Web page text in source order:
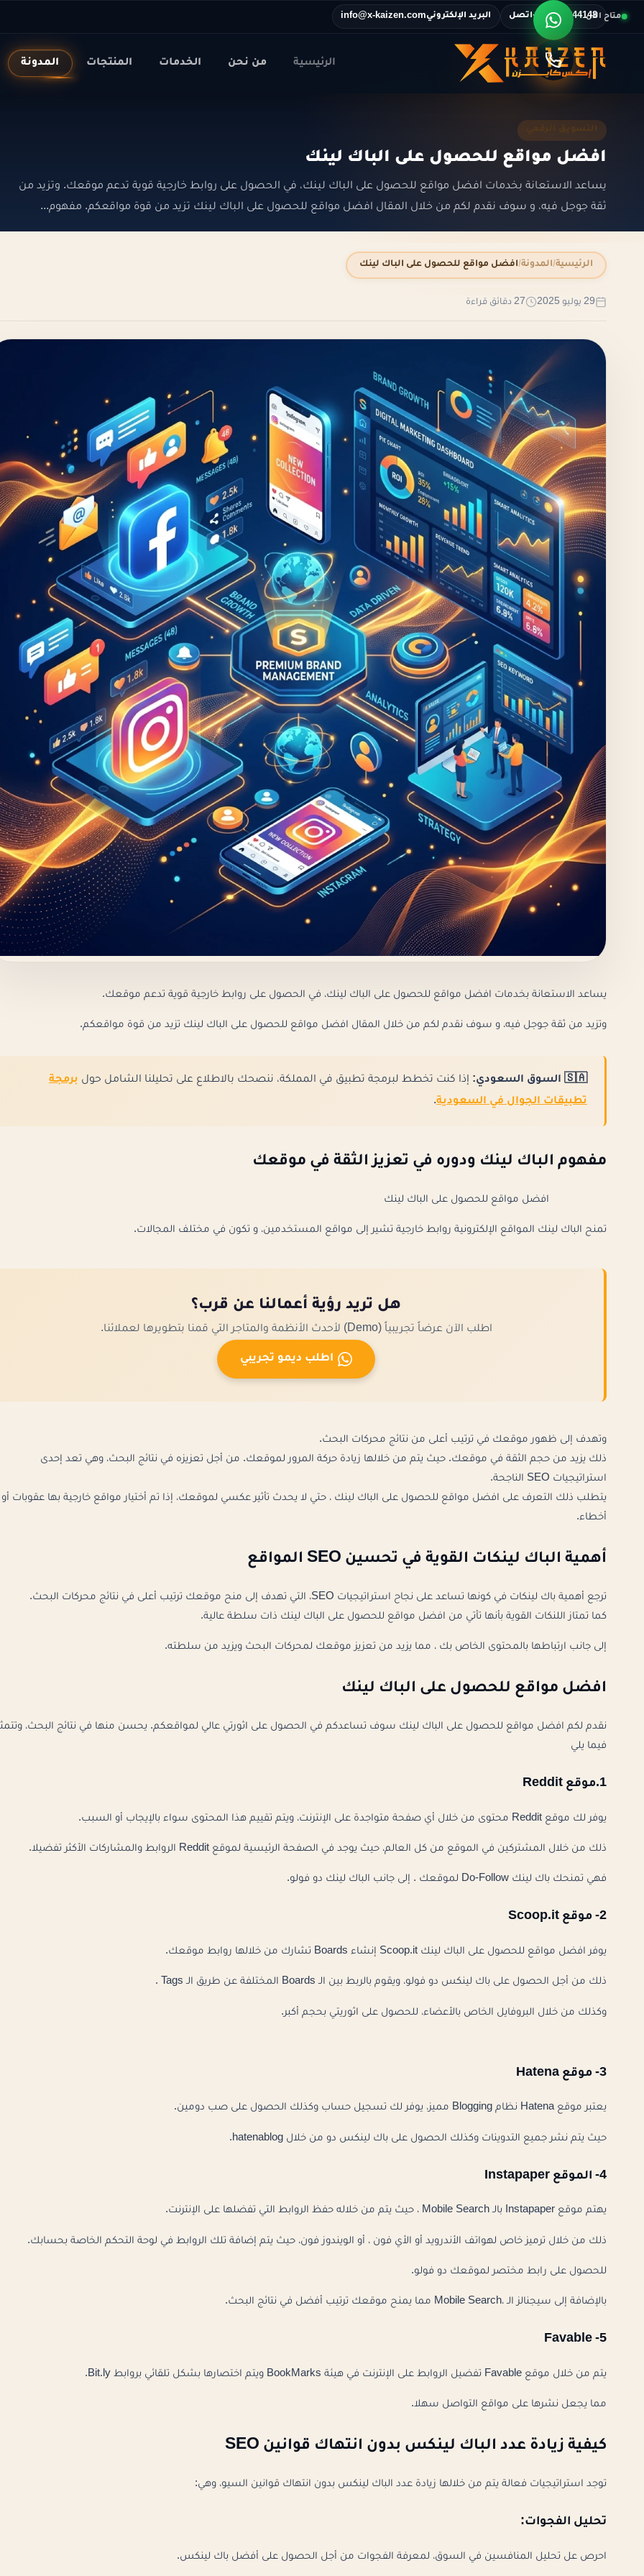
اتصل+201116344148 البريد الإلكترونيinfo@x-kaizen.com متاح الآن
الرئيسية من نحن الخدمات المنتجات المدونة
التسويق الرقمي
افضل مواقع للحصول على الباك لينك
يساعد الاستعانة بخدمات افضل مواقع للحصول على الباك لينك، في الحصول على روابط خارجية قوية تدعم موقعك. وتزيد من
ثقة جوجل فيه، و سوف نقدم لكم من خلال المقال افضل مواقع للحصول على الباك لينك تزيد من قوة مواقعكم. مفهوم...
الرئيسية المدونة افضل مواقع للحصول على الباك لينك
29 يوليو 2025 27 دقائق قراءة
يساعد الاستعانة بخدمات افضل مواقع للحصول على الباك لينك، في الحصول على روابط خارجية قوية تدعم موقعك.
وتزيد من ثقة جوجل فيه، و سوف نقدم لكم من خلال المقال افضل مواقع للحصول على الباك لينك تزيد من قوة مواقعكم.
🇸🇦 السوق السعودي: إذا كنت تخطط لبرمجة تطبيق في المملكة، ننصحك بالاطلاع على تحليلنا الشامل حول برمجة
تطبيقات الجوال في السعودية.
مفهوم الباك لينك ودوره في تعزيز الثقة في موقعك
افضل مواقع للحصول على الباك لينك
تمنح الباك لينك المواقع الإلكترونية روابط خارجية تشير إلى مواقع المستخدمين، و تكون في مختلف المجالات.
هل تريد رؤية أعمالنا عن قرب؟
اطلب الآن عرضاً تجريبياً (Demo) لأحدث الأنظمة والمتاجر التي قمنا بتطويرها لعملائنا.
اطلب ديمو تجريبي
وتهدف إلى ظهور موقعك في ترتيب أعلى من نتائج محركات البحث.
ذلك يزيد من حجم الثقة في موقعك. حيث يتم من خلالها زيادة حركة المرور لموقعك. من أجل تعزيزه في نتائج البحث، وهي تعد إحدى
استراتيجيات SEO الناجحة.
يتطلب ذلك التعرف على افضل مواقع للحصول على الباك لينك ، حتي لا يحدث تأثير عكسي لموقعك، إذا تم أختيار مواقع خارجية بها عقوبات أو
أخطاء.
أهمية الباك لينكات القوية في تحسين SEO المواقع
ترجع أهمية باك لينكات في كونها تساعد على نجاح استراتيجيات SEO، التي تهدف إلى منح موقعك ترتيب أعلى في نتائج محركات البحث.
كما تمتاز اللنكات القوية بأنها تأتي من افضل مواقع للحصول على الباك لينك ذات سلطة عالية.
إلى جانب ارتباطها بالمحتوى الخاص بك ، مما يزيد من تعزيز موقعك لمحركات البحث ويزيد من سلطته.
افضل مواقع للحصول على الباك لينك
نقدم لكم افضل مواقع للحصول على الباك لينك سوف تساعدكم في الحصول على اثورتي عالي لمواقعكم. يحسن منها في نتائج البحث،
فيما يلي
1.موقع Reddit
يوفر لك موقع Reddit محتوى من خلال أي صفحة متواجدة على الإنترنت، ويتم تقييم هذا المحتوى سواء بالإيجاب أو السبب.
ذلك من خلال المشتركين في الموقع من كل العالم، حيث يوجد في الصفحة الرئيسية لموقع Reddit الروابط والمشاركات الأكثر تفضيلا.
فهي تمنحك باك لينك Do-Follow لموقعك . إلى جانب الباك لينك دو فولو.
2- موقع Scoop.it
يوفر افضل مواقع للحصول على الباك لينك Scoop.it إنشاء Boards تشارك من خلالها روابط موقعك.
ذلك من أجل الحصول على باك لينكس دو فولو، ويقوم بالربط بين الـ Boards المختلفة عن طريق الـ Tags .
وكذلك من خلال البروفايل الخاص بالأعضاء، للحصول على اثوريتي بحجم أكبر.
3- موقع Hatena
يعتبر موقع Hatena نظام Blogging مميز، يوفر لك تسجيل حساب وكذلك الحصول على صب دومين.
حيث يتم نشر جميع التدوينات وكذلك الحصول على باك لينكس دو من خلال hatenablog.
4- الموقع Instapaper
يهتم موقع Instapaper بالـ Mobile Search ، حيث يتم من خلاله حفظ الروابط التي تفضلها على الإنترنت.
ذلك من خلال ترميز خاص لهواتف الأندرويد أو الأي فون ، أو الويندوز فون، حيث يتم إضافة تلك الروابط في لوحة التحكم الخاصة بحسابك.
للحصول على رابط مختصر لموقعك دو فولو.
بالإضافة إلى سيجنالز الـ ،Mobile Search مما يمنح موقعك ترتيب أفضل في نتائج البحث.
5- Favable
يتم من خلال موقع Favable تفضيل الروابط على الإنترنت في هيئة BookMarks ويتم اختصارها بشكل تلقائي بروابط Bit.ly.
مما يجعل نشرها على مواقع التواصل سهلا.
كيفية زيادة عدد الباك لينكس بدون انتهاك قوانين SEO
توجد استراتيجيات فعالة يتم من خلالها زيادة عدد الباك لينكس بدون انتهاك قوانين السيو، وهي:
تحليل الفجوات:
احرص عل تحليل المنافسين في السوق، لمعرفة الفجوات من أجل الحصول على أفضل باك لينكس.